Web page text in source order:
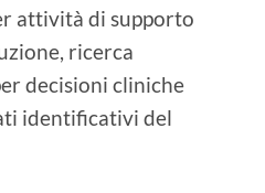
attività di supporto
ricerca
decisioni cliniche
identificativi del